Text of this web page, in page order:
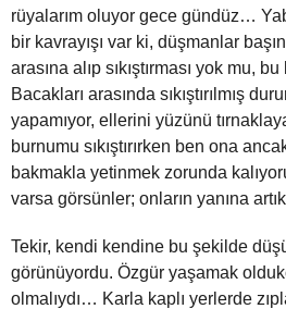
rüyalarım oluyor gece gündüz…
bir kavrayışı var ki, düşmanlar
arasına alıp sıkıştırması yok mu,
Bacakları arasında sıkıştırılmış
yapamıyor, ellerini yüzünü
burnumu sıkıştırırken ben ona
bakmakla yetinmek zorunda
varsa görsünler; onların yanına
Tekir, kendi kendine bu şekilde
görünüyordu. Özgür yaşamak
olmalıydı… Karla kaplı yerlerde